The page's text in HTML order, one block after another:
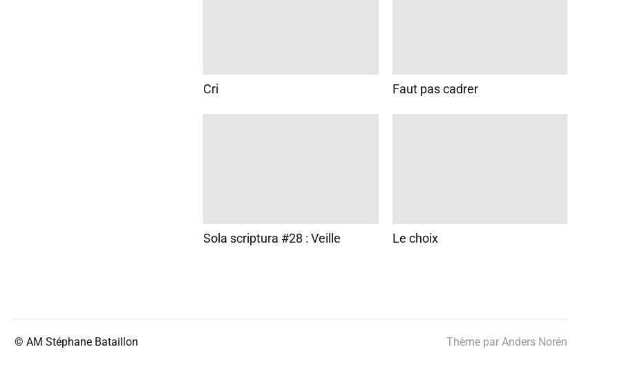
Cri Faut pas cadrer
Sola scriptura #28 : Veille Le choix
© AM Stéphane Bataillon Thème par Anders Norén